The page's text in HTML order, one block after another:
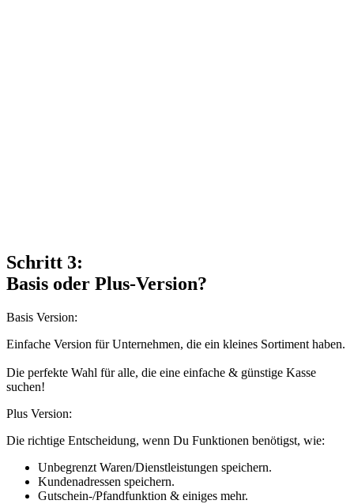
Schritt 3:
Basis oder Plus-Version?
Basis Version:
Einfache Version für Unternehmen, die ein kleines Sortiment haben.
Die perfekte Wahl für alle, die eine einfache & günstige Kasse
suchen!
Plus Version:
Die richtige Entscheidung, wenn Du Funktionen benötigst, wie:
Unbegrenzt Waren/Dienstleistungen speichern.
Kundenadressen speichern.
Gutschein-/Pfandfunktion & einiges mehr.